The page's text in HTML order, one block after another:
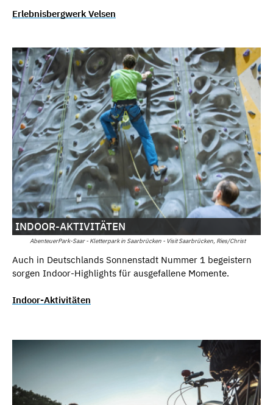
Erlebnisbergwerk Velsen
AbenteuerPark-Saar - Kletterpark in Saarbrücken - Visit Saarbrücken, Ries/Christ
INDOOR-AKTIVITÄTEN
Auch in Deutschlands Sonnenstadt Nummer 1 begeistern
sorgen Indoor-Highlights für ausgefallene Momente.
Indoor-Aktivitäten